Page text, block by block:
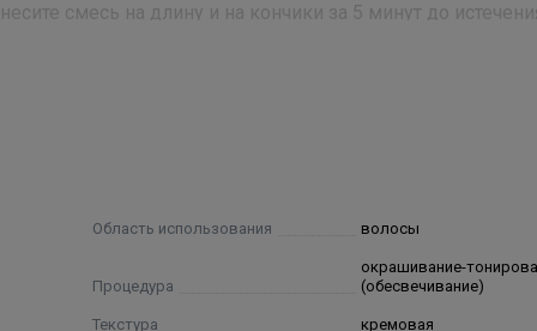
смесь на длину и на кончики за 5 минут до
кончиках изменился средне (вымытый оттенок):
30, Hexadimethrine Chloride, Oleic Acid, Oleyl Alcohol, 2,4-
2-Amino-3-Hydroxypyridine, Sodium Metabisulfite,
Pentasodium Pentetate, 2-Oleamido-1,3-Octadecanediol,
Область использования волосы
Процедура
окрашивание-
(обесвечивание)
Текстура кремовая